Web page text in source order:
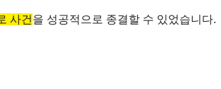
사건 을 성공적으로 종결할 수 있었습니다.